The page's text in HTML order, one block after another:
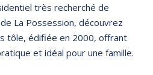
très recherché de
La Possession, découvrez
tôle, édifiée en 2000, offrant
et idéal pour une famille.